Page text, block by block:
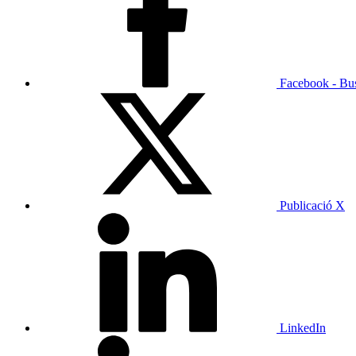
Facebook -
Publicació X
LinkedIn